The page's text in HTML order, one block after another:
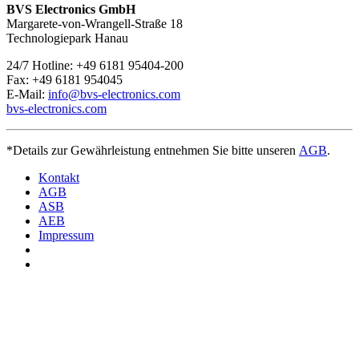
BVS Electronics GmbH
Margarete-von-Wrangell-Straße 18
Technologiepark Hanau
24/7 Hotline: +49 6181 95404-200
Fax: +49 6181 954045
E-Mail: info@bvs-electronics.com
bvs-electronics.com
*Details zur Gewährleistung entnehmen Sie bitte unseren AGB.
Kontakt
AGB
ASB
AEB
Impressum